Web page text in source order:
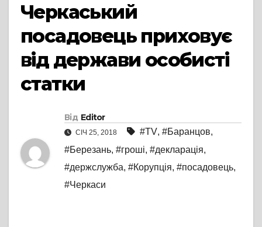
Черкаський
посадовець приховує
від держави особисті
статки
Від Editor
СІЧ 25, 2018 #TV, #Баранцов,
#Березань, #гроші, #декларація,
#держслужба, #Корупція, #посадовець,
#Черкаси